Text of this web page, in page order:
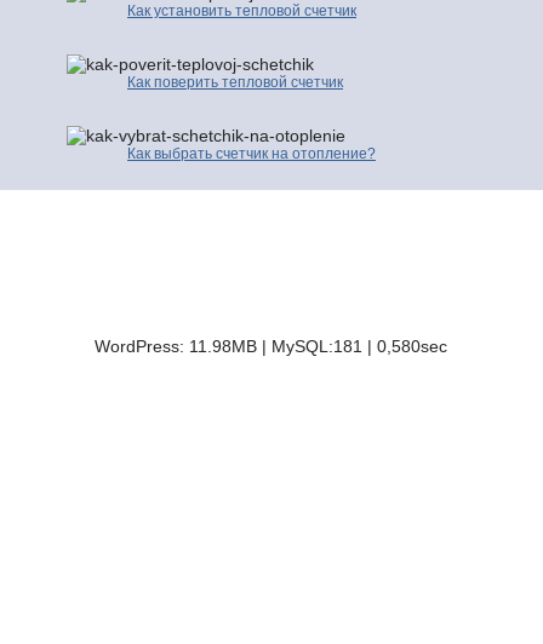
Как установить тепловой счетчик
Как поверить тепловой счетчик
Как выбрать счетчик на отопление?
WordPress: 11.98MB | MySQL:181 | 0,580sec